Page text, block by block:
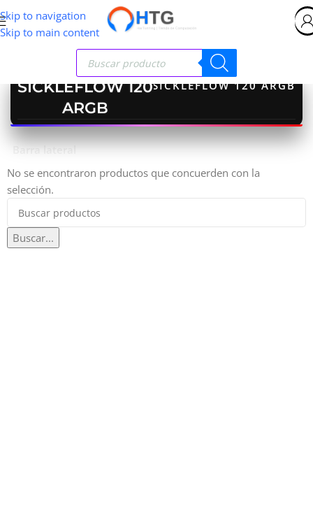
Skip to navigation
Skip to main content
SICKLEFLOW 120
ARGB
Inicio>SICKLEFLOW 120 ARGB
Barra lateral
No se encontraron productos que concuerden con la
selección.
Buscar...